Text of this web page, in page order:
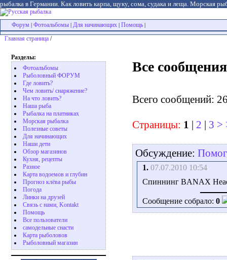
рыбалка в Германии. Как ловить карпа, щуку, сома, судака и леща. Морская
Форум Фотоальбомы Для начинающих Помощь
Главная страница /
Разделы:
Фотоальбомы
Рыболовный ФОРУМ
Где ловить?
Чем ловить/ снаряжение?
На что ловить?
Наша рыба
Рыбалка на платниках
Морская рыбалка
Полезные советы
Для начинающих
Наши дети
Обзор магазинов
Кухня, рецепты
Разное
Карта водоемов и глубин
Прогноз клёва рыбы
Погода
Линки на друзей
Связь с нами, Kontakt
Помощь
Все пользователи
самодельные снасти
Карта рыболовов
Рыболовный магазин
Все
Всего сообщений:
Страницы: 1 | 2 | 3 >
Обсуждение:
1. 07.07.2010 10:54
Спиннинг BANAX
Сообщение собрало: 0